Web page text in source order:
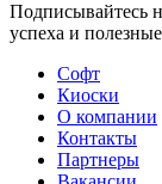
Подписывайтесь
успеха и
Софт
Киоски
О компании
Контакты
Партнеры